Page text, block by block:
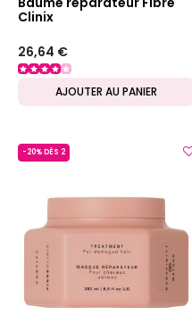
Clinix
26,64 €
AJOUTER AU PANIER
-20% DÈS 2